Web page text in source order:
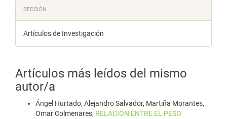
SECCIÓN
Artículos de Investigación
Artículos más leídos del mismo
autor/a
Ángel Hurtado, Alejandro Salvador, Martiña Morantes,
Omar Colmenares, RELACIÓN ENTRE EL PESO